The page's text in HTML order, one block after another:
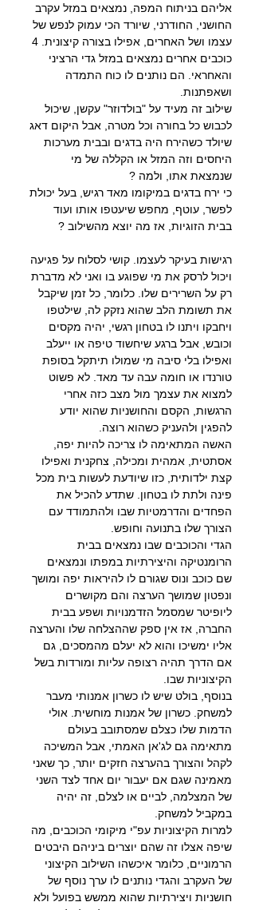
אליהם בניתוח המפה, נמצאים במזל עקרב
החושני, החודרני, שיורד הכי עמוק לנפש של
כוכבים אחרים נמצאים במזל גדי הרציני
והאחראי. הם נותנים לו כוח התמדה
ושאפתנות.
שילוב זה מעיד על "בולדוזר" עקשן, שיכול
לכבוש כל בחורה וכל מטרה, אבל היקום דאג
שיולד כשהירח היה בדגים ובבית מערכות
היחסים וזה המזל או הקללה של מי
שנמצאת אתו, ולמה ?
כי ירח בדגים במיקומו מאד רגיש, בעל יכולת
לפשר, עוטף, מחפש שיעטפו אותו ועוד
בבית הזוגיות, אז מה יוצא מהשילוב ?
רגישות בעיקר לעצמו. קושי לסלוח על פגיעה
ויכול לרסק את מי שפוגע בו ואני לא מדברת
רק על השרירים שלו. כלומר, כל זמן שיקבל
את תשומת הלב שהוא נזקק לה, שילטפו
ויחבקו ויתנו לו בטחון רגשי, יהיה מקסים
וכובש, אבל ברגע שיחשוד טיפה או ייעלב
ואפילו בלי סיבה מי שמולו תיתקל בסופת
טורנדו או חומה עבה עד מאד. לא פשוט
למצוא את עצמך מול מצב כזה אחרי
הרגשות, הקסם והחושניות שהוא יודע
להפגין ולהעניק כשהוא רוצה.
האשה המתאימה לו צריכה להיות יפה,
אסתטית, אמהית ומכילה, צחקנית ואפילו
קצת ילדותית, כזו שיודעת לעשות בית מכל
פינה ולתת לו בטחון. שתדע להכיל את
הפחדים והדרמטיות שבו ולהתמודד עם
הצורך שלו בתנועה וחופש.
הגדי והכוכבים שבו נמצאים בבית
הרומנטיקה והיצירתיות במפתו ונמצאים
שם כוכב ונוס שגורם לו להיראות יפה ומושך
ונפטון שמושך הערצה והם מקושרים
ליופיטר שמסמל הזדמנויות ושפע בבית
החברה, אז אין ספק שההצלחה שלו והערצה
אליו ימשיכו והוא לא יעלם מהמסכים, גם
אם הדרך תהיה רצופה עליות ומורדות בשל
הקיצוניות שבו.
בנוסף, בולט שיש לו כשרון אמנותי מעבר
למשחק. כשרון של אמנות מוחשית. אולי
הדמות שלו כצלם שמסתובב בעולם
מתאימה גם לג'אן האמתי, אבל המשיכה
לקהל והצורך בהערצה חזקים יותר, כך שאני
מאמינה שגם אם יעבור יום אחד לצד השני
של המצלמה, לביים או לצלם, זה יהיה
במקביל למשחק.
למרות הקיצוניות עפ"י מיקומי הכוכבים, מה
שיפה אצלו זה שהם יוצרים ביניהם היבטים
הרמוניים, כלומר איכשהו השילוב הקיצוני
של העקרב והגדי נותנים לו ערך נוסף של
חושניות ויצירתיות שהוא ממשש בפועל ולא